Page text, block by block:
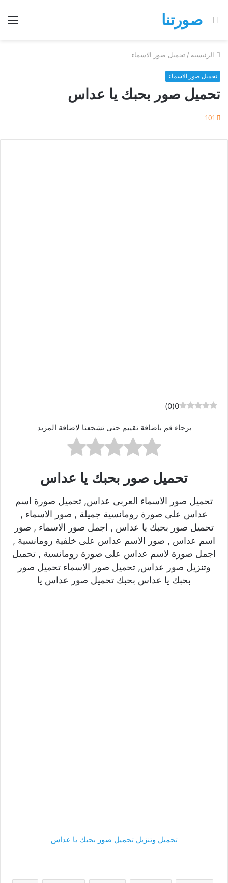
صورتنا
بحث
الرئيسية / تحميل صور الاسماء
تحميل صور الاسماء
تحميل صور بحبك يا عداس
101
0
(
0
)
برجاء قم باضافة تقييم حتى تشجعنا لاضافة المزيد
تحميل صور بحبك يا عداس
تحميل صور الاسماء العربى عداس, تحميل صورة اسم
عداس على صورة رومانسية جميلة , صور الاسماء ,
تحميل صور بحبك يا عداس , اجمل صور الاسماء , صور
اسم عداس , صور الاسم عداس على خلفية رومانسية ,
اجمل صورة لاسم عداس على صورة رومانسية , تحميل
وتنزيل صور عداس, تحميل صور الاسماء تحميل صور
بحبك يا عداس بحبك تحميل صور عداس يا
تحميل وتنزيل تحميل صور بحبك يا عداس